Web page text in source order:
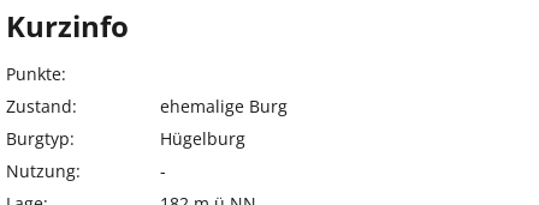
Kurzinfo
Punkte:
Zustand:
ehemalige Burg
Burgtyp:
Hügelburg
Nutzung:
-